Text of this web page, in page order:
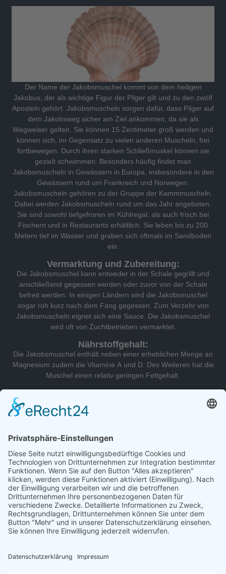
Der Name der Jakobsmuschel kommt von dem heiligen
Jakobus, der als wichtige Figur der Pilger gilt und zu den zwölf
Aposteln gehört. Jakobsmuscheln sorgen dafür, dass Pilger auf
dem Jakobsweg sicher am Ziel ankommen, da sie als
Wegweiser gelten. Sie können 15 Zentimeter groß werden und
können sich, im Gegensatz zu vielen anderen Muscheln, frei
fortbewegen. Durch ihren starken Schließmuskel können sie
gezielt schwimmen. Besonders häufig findet man
Jakobsmuscheln in Gewässern in Europa, insbesondere in den
Gewässern rund um Frankreich und Norwegen.
Jakobsmuscheln gehören zu der Gruppe der Kammmuscheln.
Dabei werden Jakobsmuscheln rund um das Jahr angeboten.
Sie sind sowohl tiefgefroren im Kühlregal, als auch frisch bei
Fischern und in Restaurants erhältlich. Sie leben bis zu 200
Metern tief im Wasser und graben sich oftmals im Sandboden
ein.
Vermarktung und Zubereitung:
Die Jakobsmuschel kann entweder in der Schale gegrillt und
anschließend gegessen werden oder zuvor von der Schale
befreit werden. In einigen Ländern wird die Jakobsmuschel
sogar roh kurz nach dem Fang gegessen. Zum Verzehr von
Jakobsmuscheln eignet sich eine Sauce. Die Jakobsmuschel
wird oft von Zuchtbetrieben vermarktet.
Nährstoffgehalt:
Die Jakobsmuschel enthält neben einer erheblichen Menge an
Magnesium zudem die Vitamine A und D. Des Weiteren hat die
Muschel einen relativ geringen Fettgehalt.
Hauptsaison:
September bis Februar
Größe:
Nährstoffe: